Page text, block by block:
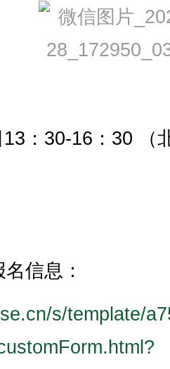
：30-16：30 （
信息：
s/template/